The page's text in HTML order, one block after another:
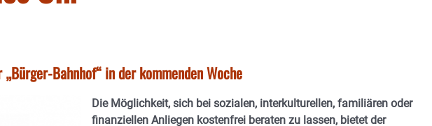
Bahnhof“ in der kommenden Woche
Die Möglichkeit, sich bei sozialen, interkulturellen, familiären oder
finanziellen Anliegen kostenfrei beraten zu lassen, bietet der